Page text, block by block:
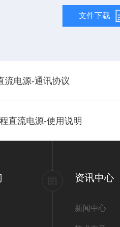
文件下载
流电源-通讯协议
直流电源-使用说明
资讯中心
新闻中心